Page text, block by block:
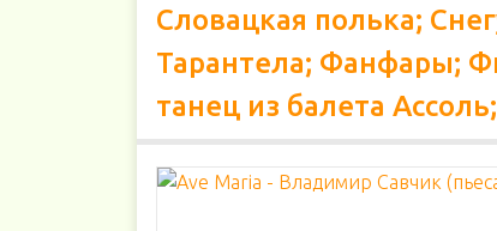
Словацкая полька;
Тарантела; Фанфары;
танец из балета